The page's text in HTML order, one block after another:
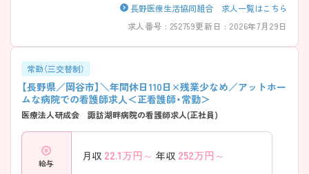
長野医療生活協同組合 求人一覧はこちら
求人番号 : 252759更新日 : 2026年7月29日
常勤（三交替制）
【長野県／岡谷市】＼年間休日110日×残業少なめ／アットホー
ムな病院での看護師求人＜正看護師・常勤＞
医療法人研成会 諏訪湖畔病院の看護師求人(正社員)
給与
月収 22.1万円～ 年収 252万円～